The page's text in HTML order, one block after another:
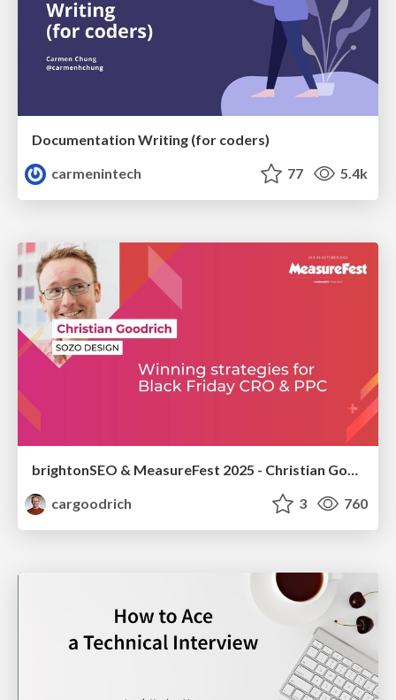
Documentation Writing (for coders)
carmenintech
77 5.4k
brightonSEO & MeasureFest 2025 - Christian Goodrich - Winning strategies for Black Friday CRO & PPC
cargoodrich
3 760